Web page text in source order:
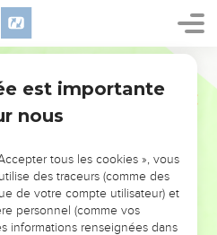
L’ÉVÉNEMENT
!
VOUS ÉVITER LES
?
est importante
nous
tous les cookies », vous
des traceurs (comme des
de votre compte utilisateur) et
personnel (comme vos
informations renseignées dans